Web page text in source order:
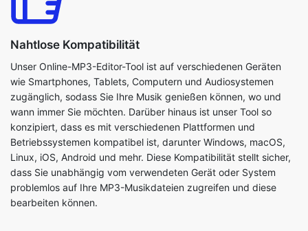
Unser Online-MP3-Editor-Tool ist auf verschiedenen Geräten
wie Smartphones, Tablets, Computern und Audiosystemen
wann immer Sie möchten. Darüber hinaus ist unser Tool so
konzipiert, dass es mit verschiedenen Plattformen und
Betriebssystemen kompatibel ist, darunter Windows, macOS,
Linux, iOS, Android und mehr. Diese Kompatibilität stellt sicher,
dass Sie unabhängig vom verwendeten Gerät oder System
problemlos auf Ihre MP3-Musikdateien zugreifen und diese
bearbeiten können.